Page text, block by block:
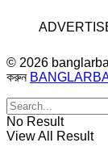
© 2026
করুন
No Result
View All Result